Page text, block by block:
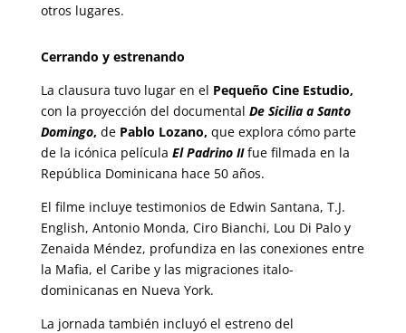
otros lugares.
Cerrando y estrenando
La clausura tuvo lugar en el Pequeño Cine Estudio,
con la proyección del documental De Sicilia a Santo
Domingo, de Pablo Lozano, que explora cómo parte
de la icónica película El Padrino II fue filmada en la
República Dominicana hace 50 años.
El filme incluye testimonios de Edwin Santana, T.J.
English, Antonio Monda, Ciro Bianchi, Lou Di Palo y
Zenaida Méndez, profundiza en las conexiones entre
la Mafia, el Caribe y las migraciones italo-
dominicanas en Nueva York.
La jornada también incluyó el estreno del